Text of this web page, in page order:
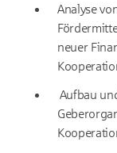
Analyse
neuer
Aufbau